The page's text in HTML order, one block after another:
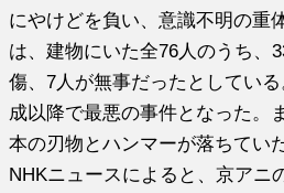
にやけどを負い、意識不明の重
は、建物にいた全76人のうち、
傷、7人が無事だったとしてい
成以降で最悪の事件となった。
本の刃物とハンマーが落ちてい
NHKニュースによると、京アニ